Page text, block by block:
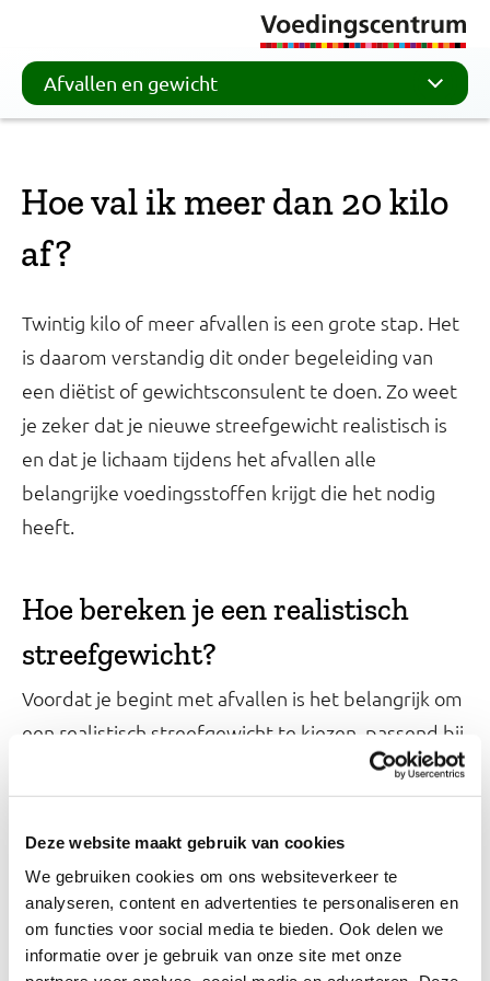
Deze website maakt gebruik van cookies
We gebruiken cookies om ons websiteverkeer te
analyseren, content en advertenties te personaliseren en
om functies voor social media te bieden. Ook delen we
informatie over je gebruik van onze site met onze
Afvallen en gewicht
Hoe val ik meer dan 20 kilo
af?
Twintig kilo of meer afvallen is een grote stap. Het
is daarom verstandig dit onder begeleiding van
een diëtist of gewichtsconsulent te doen. Zo weet
je zeker dat je nieuwe streefgewicht realistisch is
en dat je lichaam tijdens het afvallen alle
belangrijke voedingsstoffen krijgt die het nodig
heeft.
Hoe bereken je een realistisch
streefgewicht?
Voordat je begint met afvallen is het belangrijk om
een realistisch streefgewicht te kiezen, passend bij
je huidige gewicht en lengte. Dit streefgewicht
hoeft niet extreem veel lager te liggen dan je
huidige lichaamsgewicht: een gewichtsverlies van 5
tot 10% van je huidige lichaamsgewicht zorgt
namelijk al voor gezondheidswinst. Stel dat je nu
80 kilo weegt, dan behaal je al gezondheidswinst
door 4 tot 8 kilo af te vallen. Hiermee komt je